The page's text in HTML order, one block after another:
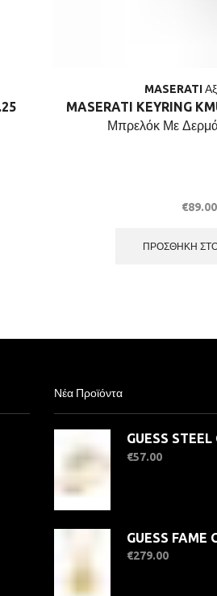
MASERATI
MASERATI KEYRING
Μπρελόκ Με
€89.00
ΠΡΟΣΘΉΚΗ
Νέα Προϊόντα
€57.00
€279.00